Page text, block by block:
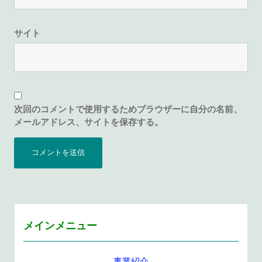
サイト
次回のコメントで使用するためブラウザーに自分の名前、
メールアドレス、サイトを保存する。
メインメニュー